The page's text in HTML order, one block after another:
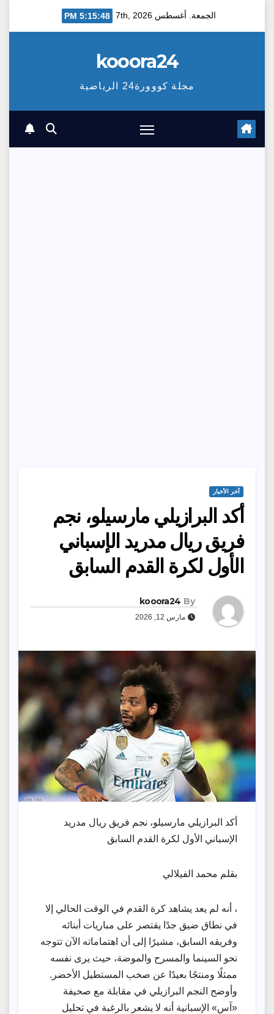
الجمعة. أغسطس 7th, 2026 5:15:49 PM
kooora24
مجلة كووورة24 الرياضية
آخر الأخبار
أكد البرازيلي مارسيلو، نجم
فريق ريال مدريد الإسباني
الأول لكرة القدم السابق
By
kooora24
مارس 12, 2026
أكد البرازيلي مارسيلو، نجم فريق ريال مدريد
الإسباني الأول لكرة القدم السابق
بقلم محمد الفيلالي
، أنه لم يعد يشاهد كرة القدم في الوقت الحالي إلا
في نطاق ضيق جدًا يقتصر على مباريات أبنائه
وفريقه السابق، مشيرًا إلى أن اهتماماته الآن تتوجه
نحو السينما والمسرح والموضة، حيث يرى نفسه
ممثلًا ومنتجًا بعيدًا عن صخب المستطيل الأخضر.
وأوضح النجم البرازيلي في مقابلة مع صحيفة
«آس» الإسبانية أنه لا يشعر بالرغبة في تحليل